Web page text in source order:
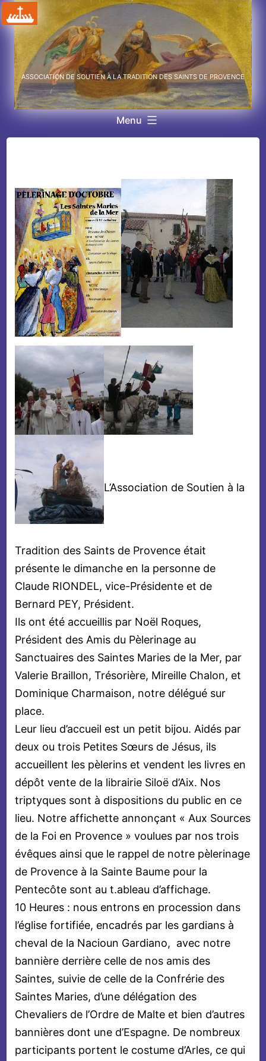
Aller
au
contenu
ASSOCIATION DE SOUTIEN À LA TRADITION DES SAINTS DE PROVENCE
Menu
L’Association de Soutien à la
Tradition des Saints de Provence était
présente le dimanche en la personne de
Claude RIONDEL, vice-Présidente et de
Bernard PEY, Président.
Ils ont été accueillis par Noël Roques,
Président des Amis du Pèlerinage au
Sanctuaires des Saintes Maries de la Mer, par
Valerie Braillon, Trésorière, Mireille Chalon, et
Dominique Charmaison, notre délégué sur
place.
Leur lieu d’accueil est un petit bijou. Aidés par
deux ou trois Petites Sœurs de Jésus, ils
accueillent les pèlerins et vendent les livres en
dépôt vente de la librairie Siloë d’Aix. Nos
triptyques sont à dispositions du public en ce
lieu. Notre affichette annonçant « Aux Sources
de la Foi en Provence » voulues par nos trois
évêques ainsi que le rappel de notre pèlerinage
de Provence à la Sainte Baume pour la
Pentecôte sont au t.ableau d’affichage.
10 Heures : nous entrons en procession dans
l’église fortifiée, encadrés par les gardians à
cheval de la Nacioun Gardiano, avec notre
bannière derrière celle de nos amis des
Saintes, suivie de celle de la Confrérie des
Saintes Maries, d’une délégation des
Chevaliers de l’Ordre de Malte et bien d’autres
bannières dont une d’Espagne. De nombreux
participants portent le costume d’Arles, ce qui